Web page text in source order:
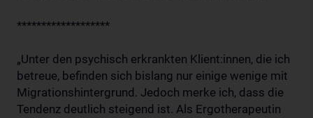
*******************
„Unter den psychisch erkrankten Klient:innen, die ich
betreue, befinden sich bislang nur einige wenige mit
Migrationshintergrund. Jedoch merke ich, dass die
Tendenz deutlich steigend ist. Als Ergotherapeutin